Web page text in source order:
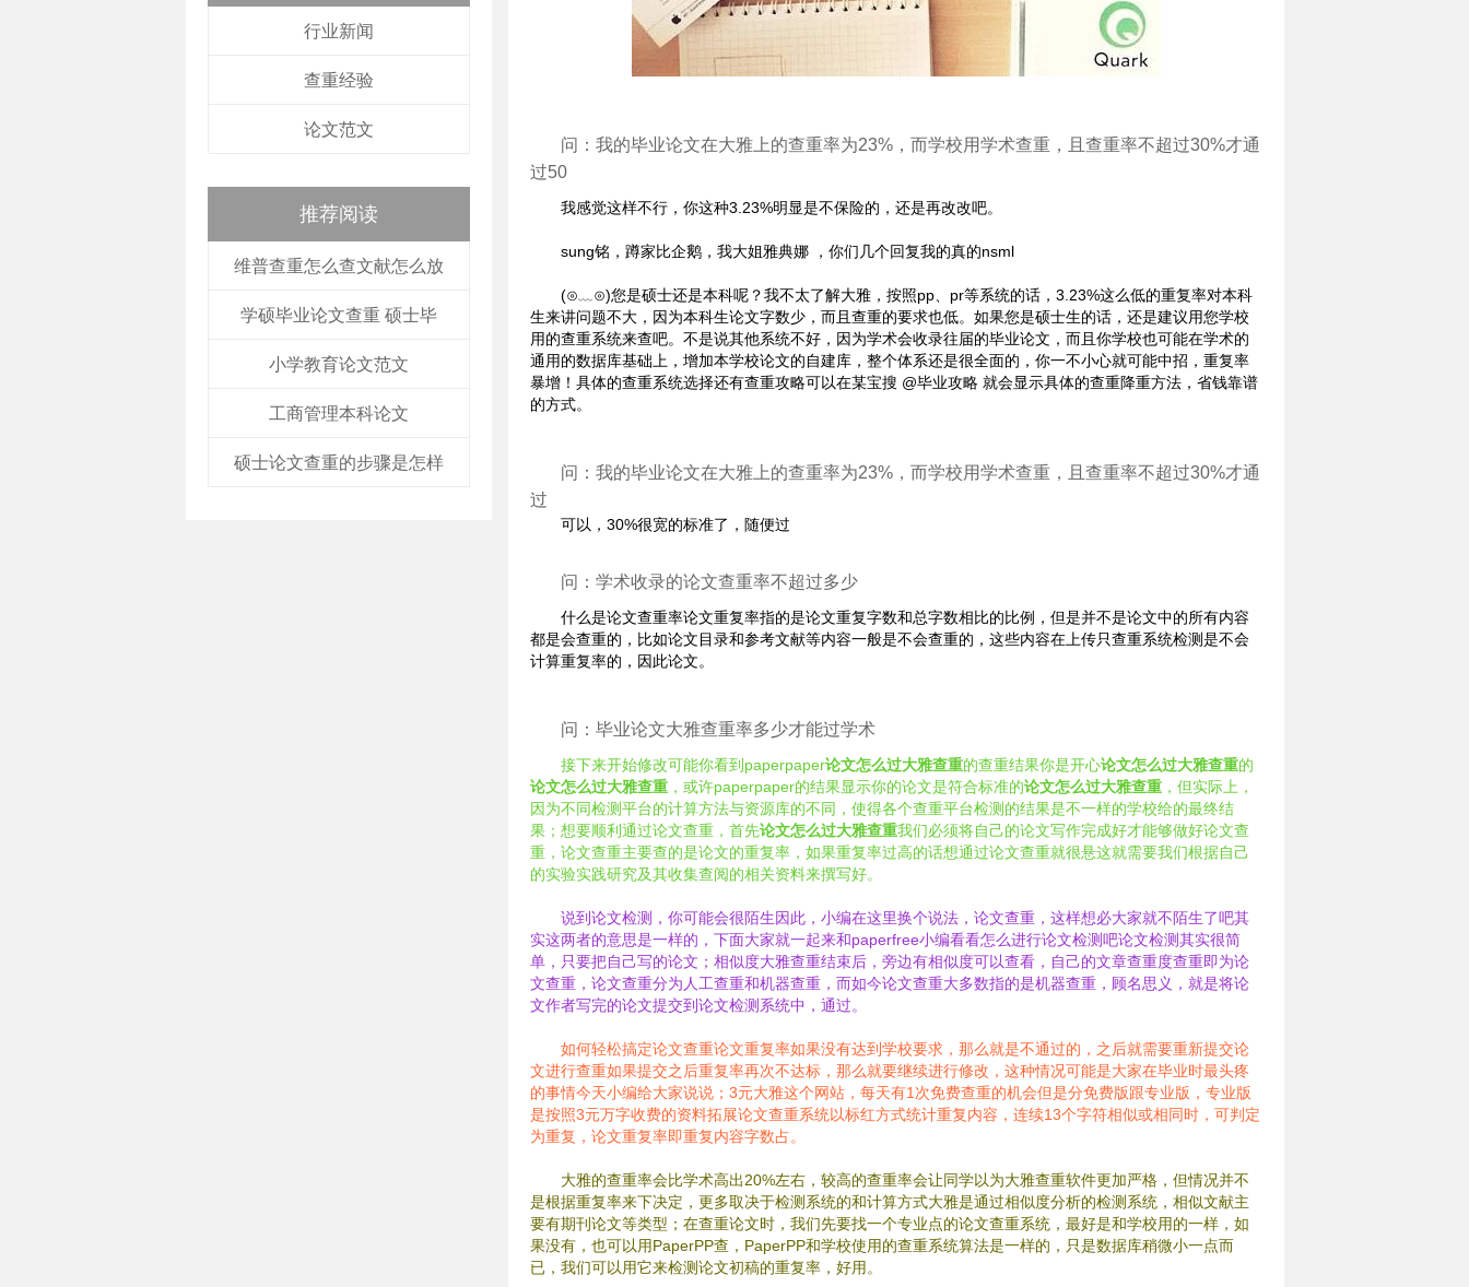
行业新闻
查重经验
论文范文
推荐阅读
维普查重怎么查文献怎么放
学硕毕业论文查重 硕士毕
小学教育论文范文
工商管理本科论文
硕士论文查重的步骤是怎样
问：我的毕业论文在大雅上的查重率为23%，而学校用学术查重，且查重率不超过30%才通
过50
我感觉这样不行，你这种3.23%明显是不保险的，还是再改改吧。
sung铭，蹲家比企鹅，我大姐雅典娜 ，你们几个回复我的真的nsml
(⊙﹏⊙)您是硕士还是本科呢？我不太了解大雅，按照pp、pr等系统的话，3.23%这么低的重复率对本科
生来讲问题不大，因为本科生论文字数少，而且查重的要求也低。如果您是硕士生的话，还是建议用您学校
用的查重系统来查吧。不是说其他系统不好，因为学术会收录往届的毕业论文，而且你学校也可能在学术的
通用的数据库基础上，增加本学校论文的自建库，整个体系还是很全面的，你一不小心就可能中招，重复率
暴增！具体的查重系统选择还有查重攻略可以在某宝搜 @毕业攻略 就会显示具体的查重降重方法，省钱靠谱
的方式。
问：我的毕业论文在大雅上的查重率为23%，而学校用学术查重，且查重率不超过30%才通
过
可以，30%很宽的标准了，随便过
问：学术收录的论文查重率不超过多少
什么是论文查重率论文重复率指的是论文重复字数和总字数相比的比例，但是并不是论文中的所有内容
都是会查重的，比如论文目录和参考文献等内容一般是不会查重的，这些内容在上传只查重系统检测是不会
计算重复率的，因此论文。
问：毕业论文大雅查重率多少才能过学术
接下来开始修改可能你看到paperpaper论文怎么过大雅查重的查重结果你是开心论文怎么过大雅查重的
论文怎么过大雅查重，或许paperpaper的结果显示你的论文是符合标准的论文怎么过大雅查重，但实际上，
因为不同检测平台的计算方法与资源库的不同，使得各个查重平台检测的结果是不一样的学校给的最终结
果；想要顺利通过论文查重，首先论文怎么过大雅查重我们必须将自己的论文写作完成好才能够做好论文查
重，论文查重主要查的是论文的重复率，如果重复率过高的话想通过论文查重就很悬这就需要我们根据自己
的实验实践研究及其收集查阅的相关资料来撰写好。
说到论文检测，你可能会很陌生因此，小编在这里换个说法，论文查重，这样想必大家就不陌生了吧其
实这两者的意思是一样的，下面大家就一起来和paperfree小编看看怎么进行论文检测吧论文检测其实很简
单，只要把自己写的论文；相似度大雅查重结束后，旁边有相似度可以查看，自己的文章查重度查重即为论
文查重，论文查重分为人工查重和机器查重，而如今论文查重大多数指的是机器查重，顾名思义，就是将论
文作者写完的论文提交到论文检测系统中，通过。
如何轻松搞定论文查重论文重复率如果没有达到学校要求，那么就是不通过的，之后就需要重新提交论
文进行查重如果提交之后重复率再次不达标，那么就要继续进行修改，这种情况可能是大家在毕业时最头疼
的事情今天小编给大家说说；3元大雅这个网站，每天有1次免费查重的机会但是分免费版跟专业版，专业版
是按照3元万字收费的资料拓展论文查重系统以标红方式统计重复内容，连续13个字符相似或相同时，可判定
为重复，论文重复率即重复内容字数占。
大雅的查重率会比学术高出20%左右，较高的查重率会让同学以为大雅查重软件更加严格，但情况并不
是根据重复率来下决定，更多取决于检测系统的和计算方式大雅是通过相似度分析的检测系统，相似文献主
要有期刊论文等类型；在查重论文时，我们先要找一个专业点的论文查重系统，最好是和学校用的一样，如
果没有，也可以用PaperPP查，PaperPP和学校使用的查重系统算法是一样的，只是数据库稍微小一点而
已，我们可以用它来检测论文初稿的重复率，好用。